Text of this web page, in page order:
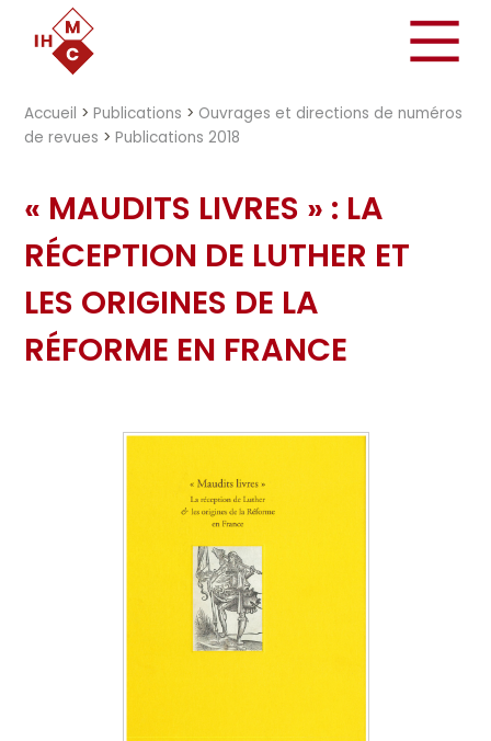
Accueil >Publications > Ouvrages et directions de numéros
de revues >Publications 2018
« MAUDITS LIVRES » : LA
RÉCEPTION DE LUTHER ET
LES ORIGINES DE LA
RÉFORME EN FRANCE